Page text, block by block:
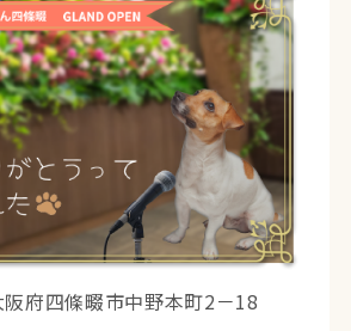
阪府四條畷市中野本町2－18